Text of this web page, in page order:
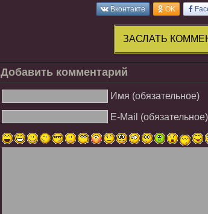
Вконтакте OK
ЗАСЛАТЬ
Добавить комментарий
Имя (обязательное)
E-Mail (обязательное)